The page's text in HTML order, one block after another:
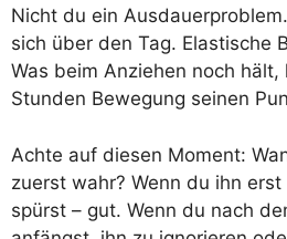
Nicht du ein
sich über den Tag. Elastische
Was beim Anziehen noch hält,
Stunden Bewegung seinen
Achte auf diesen Moment:
zuerst wahr? Wenn du ihn
spürst – gut. Wenn du nach